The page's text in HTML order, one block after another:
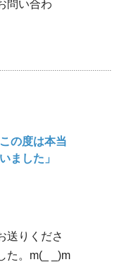
問い合わ
の度は本当
ました」
送りくださ
た。m(_ _)m